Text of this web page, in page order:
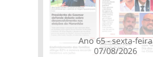
Ano 65 - sexta-feira
07/08/2026